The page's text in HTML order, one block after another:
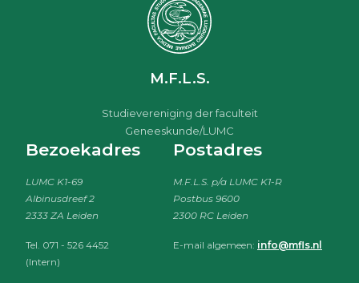
M.F.L.S.
Studievereniging der faculteit
Geneeskunde/LUMC
Bezoekadres
LUMC K1-69
Albinusdreef 2
2333 ZA Leiden
Tel. 071 - 526 4452
(Intern)
Postadres
M.F.L.S. p/a LUMC K1-R
Postbus 9600
2300 RC Leiden
E-mail algemeen: info@mfls.nl